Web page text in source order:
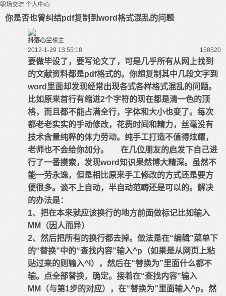
职场交流 个人中心
你是否也曾纠结pdf复制到word格式混乱的问题
抖落心尘楼主
2012-1-29 13:55:18
158520
要做毕设了，要写论文了，可是几乎所有从网上找到
的文献资料都是pdf格式的。你想复制其中几段文字到
word里面却发现经常出现各式各样格式混乱的问题。
比如原来首行有缩进2个字符的现在都是清一色的顶
格，而且都不能占满全行，字体和大小也变了。每次
都老老实实的手动修改，花费时间和精力，丝毫没有
技术含量纯粹的体力劳动。纯手工打造不值得炫耀，
老师也不会给你加分。
在几位朋友的启发下自己进
行了一番摸索，发现word知识果然博大精深。虽然不
能一劳永逸，但是相比原来手工修改的方式还是要方
便很多。谈不上自动，半自动范畴还是可以的。解决
的办法是：
1、把在本来就应该换行的地方前面做标记比如输入
MM（因人而异）
2、然后把所有的换行都去掉。做法是在“编辑”菜单下
的“替换”中的“查找内容”输入^p（如果是从网页上粘
贴过来的则输入^l），然后在“替换为”里面什么都不
输。点全部替换，确定。接着在“查找内容”输入
MM（与第1步的对应），在“替换为”里面输入^p。然